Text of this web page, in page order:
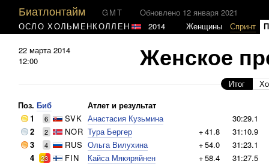
Биатлонтайм GMT
Обновлено 12 января 2021
ОСЛО ХОЛЬМЕНКОЛЛЕН
2014 Женщины Спринт
22 марта 2014
12:00
Женское
Итог
Поз. Биб
Атлет и результат
1
6 SVK Анастасия Кузьмина
30:29.1
2
2 NOR Тура Бергер +41.8
31:10.9
3
4 RUS Ольга Вилухина +54.0
31:23.1
4
23 FIN Кайса Мякяряйнен +58.4
31:27.5